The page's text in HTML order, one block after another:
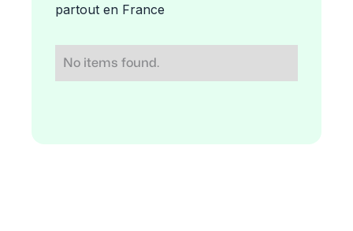
partout en France
No items found.